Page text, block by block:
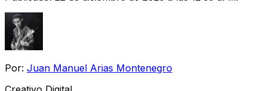
Por: Juan Manuel Arias Montenegro